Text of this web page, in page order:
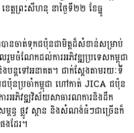
តព្រះសីហនុ នាថ្ងៃទី២២ ខែធ្នូ
ានចាត់ទុកជប៉ុនជាមិត្តដ៏សំខាន់សម្រាប់
មចំណែកដល់ការអភិវឌ្ឍប្រទេសកម្ពុជា
បន្តទៅអនាគត។ ជាក់ស្ដែងតាមរយៈទី
រជប៉ុនប្រចាំកម្ពុជា ហៅកាត់ JICA ជប៉ុន
រអភិវឌ្ឍវិស័យសាធារណការនិងដឹក
ម្ពន្ធ ផ្លូវ ស្ពាន និងសំណង់ធំៗជាច្រើនក៏
ងដែរ។